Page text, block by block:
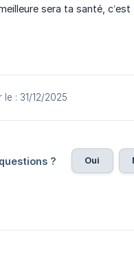
sera ta santé,
le : 31/12/2025
? Oui